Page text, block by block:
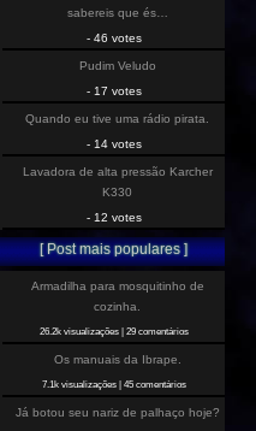
sabereis que és…
- 46 votes
Pudim Veludo
- 17 votes
Quando eu tive uma rádio pirata.
- 14 votes
Lavadora de alta pressão Karcher
K330
- 12 votes
[ Post mais populares ]
Armadilha para mosquitinho de
cozinha.
26.2k visualizações| 29 comentários
Os manuais da Ibrape.
7.1k visualizações| 45 comentários
Já botou seu nariz de palhaço hoje?